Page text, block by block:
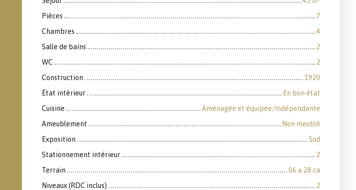
Pièces
7
Chambres
4
Salle de bains
2
WC
2
Construction
1920
État intérieur
En bon état
Cuisine
Aménagée et équipée/Indépendante
Ameublement
Non meublé
Exposition
Sud
Stationnement intérieur
2
Terrain
06 a 28 ca
Niveaux (RDC inclus)
2